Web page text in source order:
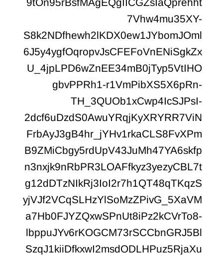
7Vhw4mu35XY-
S8k2NDfhewh2lKDX0ew1JYbomJOml
6J5y4ygfOqropvJsCFEFoVnENiSgkZx
U_4jpLPD6wZnEE34mB0jTyp5VtIHO
gbvPPRh1-r1VmPibXS5X6pRn-
TH_3QUOb1xCwp4IcSJPsI-
2dcf6uDzdS0AwuYRqjKyXRYRR7ViN
FrbAyJ3gB4hr_jYHv1rkaCLS8FvXPm
B9ZMiCbgy5rdUpV43JuMh47YA6skfp
n3nxjk9nRbPR3LOAFfkyz3yezyCBL7t
g12dDTzNIkRj3IoI2r7h1QT48qTKqzS
yjVJf2VCqSLHzYlSoMzZPivG_5XaVM
a7Hb0FJYZQxwSPnUt8iPz2kCVrTo8-
lbppuJYv6rKOGCM73rSCCbnGRJ5Bl
SzqJ1kiiDfkxwI2msdODLHPuz5RjaXu